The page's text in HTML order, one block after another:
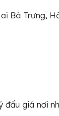
Bà Trưng,
đấu giá nơi